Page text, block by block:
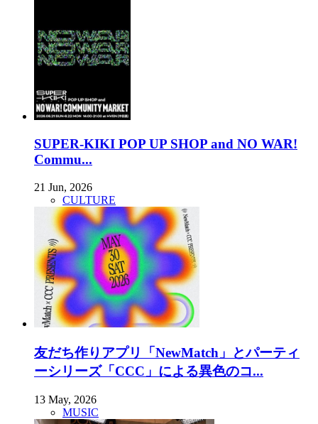
SUPER-KIKI POP UP SHOP and NO WAR!
Commu...
21 Jun, 2026
CULTURE
友だち作りアプリ「NewMatch」とパーティ
ーシリーズ「CCC」による異色のコ...
13 May, 2026
MUSIC